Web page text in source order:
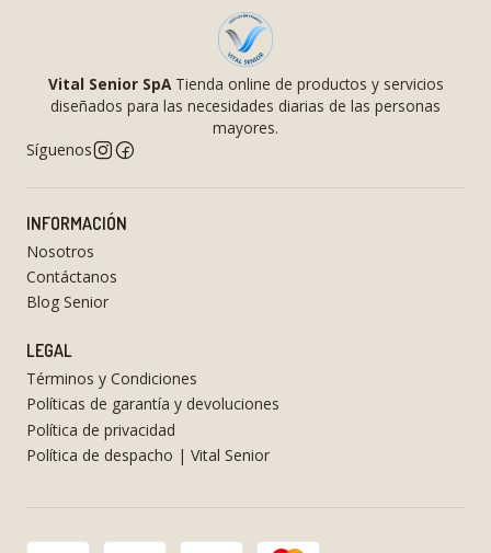
Vital Senior SpATienda online de productos y servicios
diseñados para las necesidades diarias de las personas
mayores.
Síguenos
INFORMACIÓN
Nosotros
Contáctanos
Blog Senior
LEGAL
Términos y Condiciones
Políticas de garantía y devoluciones
Política de privacidad
Política de despacho | Vital Senior